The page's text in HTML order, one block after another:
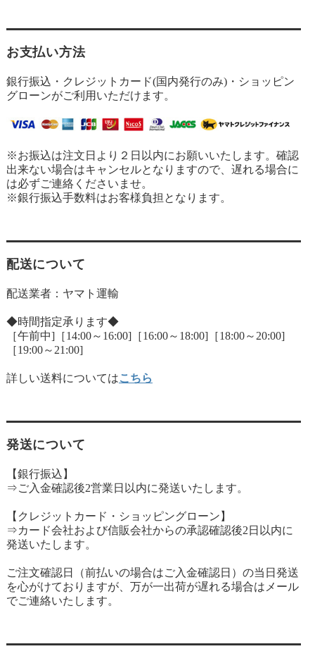
お支払い方法
銀行振込・クレジットカード(国内発行のみ)・ショッピン
グローンがご利用いただけます。
※お振込は注文日より２日以内にお願いいたします。確認
出来ない場合はキャンセルとなりますので、遅れる場合に
は必ずご連絡くださいませ。
※銀行振込手数料はお客様負担となります。
配送について
配送業者：ヤマト運輸
◆時間指定承ります◆
［午前中]［14:00～16:00]［16:00～18:00]［18:00～20:00]
［19:00～21:00]
詳しい送料についてはこちら
発送について
【銀行振込】
⇒ご入金確認後2営業日以内に発送いたします。
【クレジットカード・ショッピングローン】
⇒カード会社および信販会社からの承認確認後2日以内に
発送いたします。
ご注文確認日（前払いの場合はご入金確認日）の当日発送
を心がけておりますが、万が一出荷が遅れる場合はメール
でご連絡いたします。